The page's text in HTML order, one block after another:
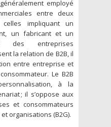
employé
entre deux
impliquant un
un fabricant et un
des entreprises
la relation de B2B, il
entre entreprise et
Le B2B
à la
; il s’oppose aux
et consommateurs
organisations (B2G).